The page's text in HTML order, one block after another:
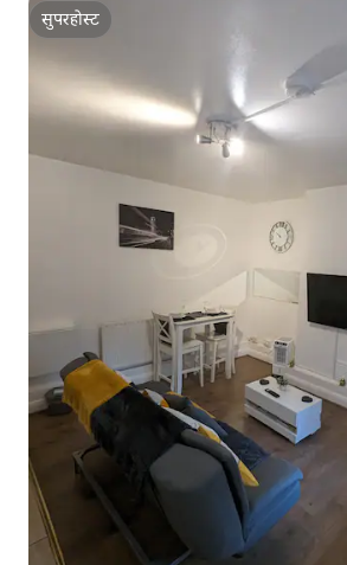
सुपरहोस्ट
सुपरहोस्ट